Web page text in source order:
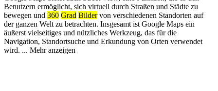
Benutzern ermöglicht, sich virtuell durch Straßen und Städte zu
bewegen und 360 Grad Bildervon verschiedenen Standorten auf
der ganzen Welt zu betrachten. Insgesamt ist Google Maps ein
äußerst vielseitiges und nützliches Werkzeug, das für die
Navigation, Standortsuche und Erkundung von Orten verwendet
wird.